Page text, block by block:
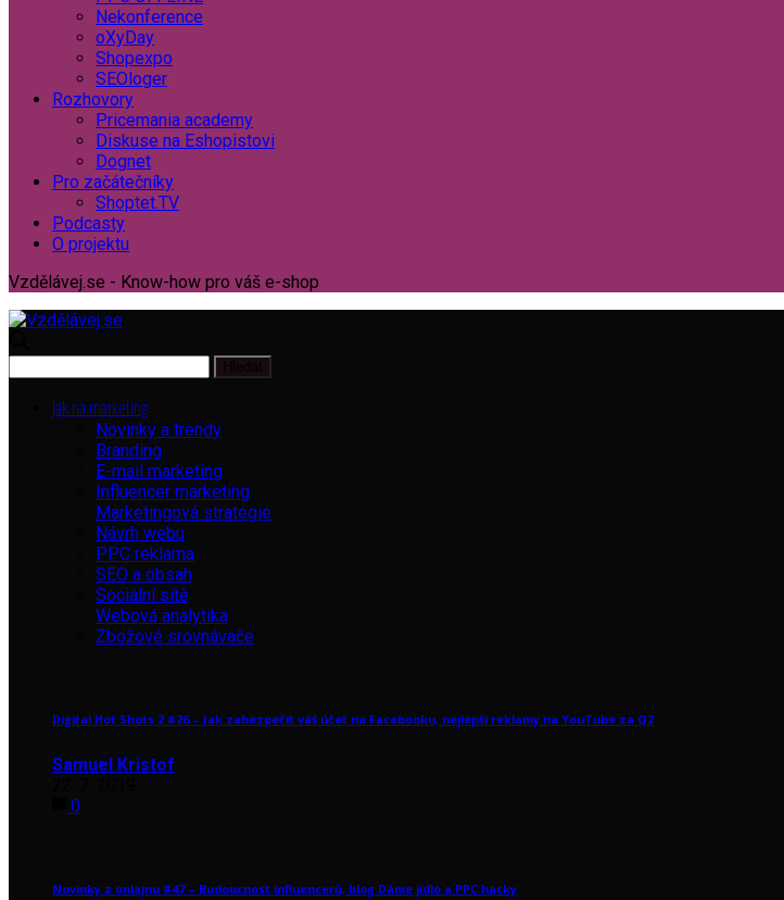
Nekonference
oXyDay
Shopexpo
SEOloger
Rozhovory
Pricemania academy
Diskuse na Eshopistovi
Dognet
Pro začátečníky
Shoptet.TV
Podcasty
O projektu
Vzdělávej.se - Know-how pro váš e-shop
Jak na marketing
Novinky a trendy
Branding
E-mail marketing
Influencer marketing
Marketingová strategie
Návrh webu
PPC reklama
SEO a obsah
Sociální sítě
Webová analytika
Zbožové srovnávače
Digital Hot Shots 2 #26 – Jak zabezpečit váš účet na Facebooku, nejlepší reklamy na YouTube za Q2
Samuel Kristof
0
Novinky z onlajnu #47 – Budoucnost influencerů, blog Dáme jídlo a PPC hacky